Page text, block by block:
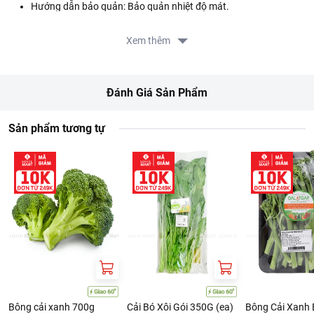
Hướng dẫn bảo quản: Bảo quản nhiệt độ mát.
Xem thêm
Đánh Giá Sản Phẩm
Sản phẩm tương tự
Bông cải xanh 700g Cải Bó Xôi Gói 350G (ea)
Bông Cải Xanh